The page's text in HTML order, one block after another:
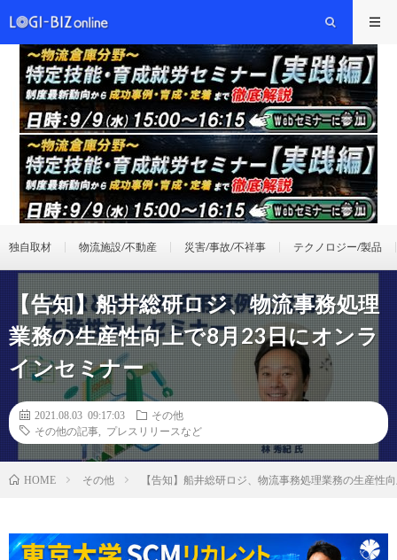
独自取材 物流施設/不動産 災害/事故/不祥事 テクノロジー/製品
【告知】船井総研ロジ、物流事務処理
業務の生産性向上で8月23日にオンラ
インセミナー
2021.08.03 09:17:03
その他
その他の記事
プレスリリースなど
HOME その他 【告知】船井総研ロジ、物流事務処理業務の生産性